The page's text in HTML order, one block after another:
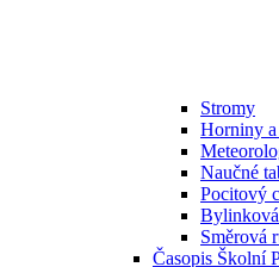
Stromy
Horniny a
Naučné
Pocitový
Směrová
Časopis Školní